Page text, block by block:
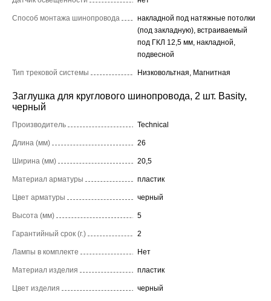
Способ монтажа шинопровода
накладной под натяжные потолки
(под закладную), встраиваемый
под ГКЛ 12,5 мм, накладной,
подвесной
Тип трековой системы Низковольтная, Магнитная
Заглушка для круглового шинопровода, 2 шт. Basity,
черный
Производитель Technical
Длина (мм) 26
Ширина (мм) 20,5
Материал арматуры пластик
Цвет арматуры черный
Высота (мм) 5
Гарантийный срок (г.) 2
Лампы в комплекте Нет
Материал изделия пластик
Цвет изделия черный